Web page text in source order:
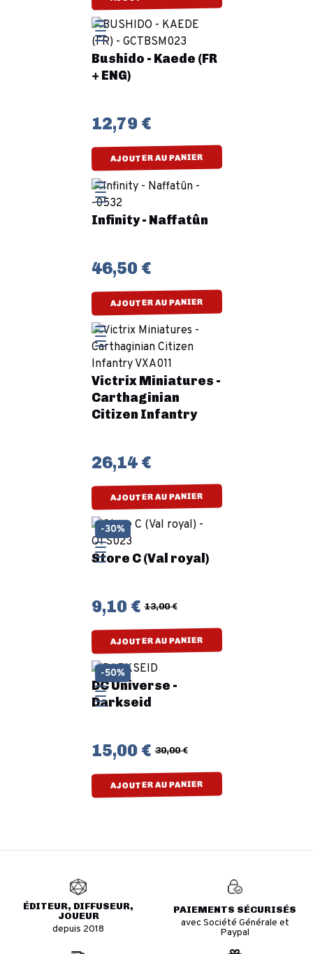
Bushido - Kaede (FR
+ ENG)
12,79 €
AJOUTER AU PANIER
Infinity - Naffatûn
46,50 €
AJOUTER AU PANIER
Victrix Miniatures -
Carthaginian
Citizen Infantry
26,14 €
AJOUTER AU PANIER
Store C (Val royal)
9,10 € 13,00 €
AJOUTER AU PANIER
-30%
DC Universe -
Darkseid
15,00 € 30,00 €
AJOUTER AU PANIER
-50%
ÉDITEUR, DIFFUSEUR,
JOUEUR
depuis 2018
PAIEMENTS SÉCURISÉS
avec Société Générale et
Paypal